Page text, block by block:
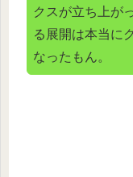
クスが立ち上が
る展開は本当に
なったもん。